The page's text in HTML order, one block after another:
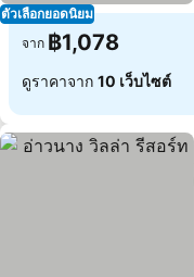
ตัวเลือกยอดนิยม
จาก ฿1,078
ดูราคาจาก 10 เว็บไซต์